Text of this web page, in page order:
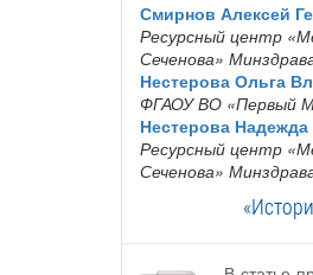
Смирнов Алексей
Ресурсный центр
Сеченова»
Нестерова Ольга
ФГАОУ ВО «Первый
Нестерова
Ресурсный центр
Сеченова»